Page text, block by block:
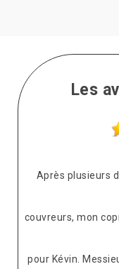
Les
Après plusieurs
couvreurs, mon
pour Kévin.